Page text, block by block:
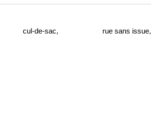
cul-de-sac, rue sans issue,